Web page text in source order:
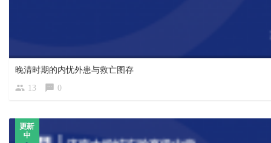
晚清时期的内忧外患与救亡图存
13
0